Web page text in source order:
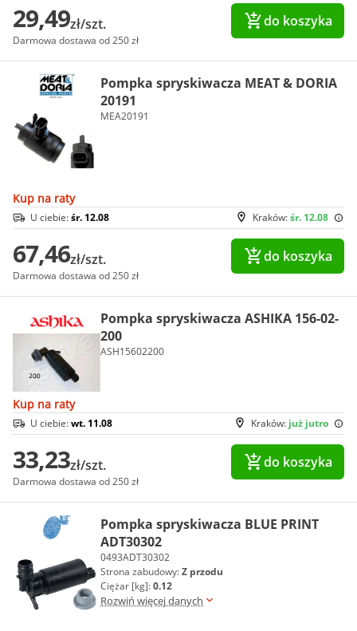
29,49zł/szt.
Darmowa dostawa od 250 zł
do koszyka
Pompka spryskiwacza MEAT & DORIA
20191
MEA20191
Kup na raty
Kraków:śr. 12.08
U ciebie:śr. 12.08
67,46zł/szt.
Darmowa dostawa od 250 zł
do koszyka
Pompka spryskiwacza ASHIKA 156-02-
200
ASH15602200
Kup na raty
Kraków: już jutro
U ciebie:wt. 11.08
33,23zł/szt.
Darmowa dostawa od 250 zł
do koszyka
Pompka spryskiwacza BLUE PRINT
ADT30302
0493ADT30302
Strona zabudowy:Z przodu
Ciężar [kg]:0.12
Rozwiń więcej danych